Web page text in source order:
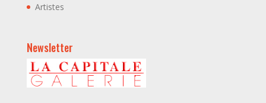
Artistes
Newsletter